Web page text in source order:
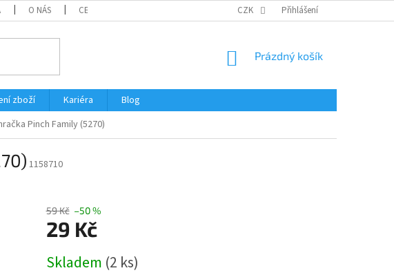
O NÁS CERTIFIKÁTY A NÁVODY OBCHODNÍ PODMÍNKY OCHRANA OSOBNÍCH
CZK Přihlášení
NÁKUPNÍ
Prázdný košík
zboží Kariéra
Blog
Pinch Family (5270)
1158710
59 Kč –50 %
29 Kč
cena:
Skladem (2 ks)